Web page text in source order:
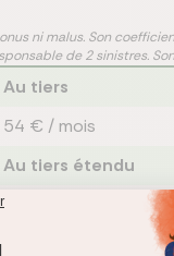
ni malus. Son
de 2 sinistres.
Au tiers
54 € / mois
Au tiers étendu
82 € / mois